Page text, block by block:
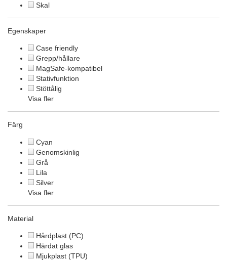
Skal
Egenskaper
Case friendly
Grepp/hållare
MagSafe-kompatibel
Stativfunktion
Stöttålig
Visa fler
Färg
Cyan
Genomskinlig
Grå
Lila
Silver
Visa fler
Material
Hårdplast (PC)
Härdat glas
Mjukplast (TPU)